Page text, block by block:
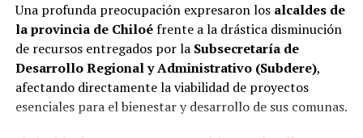
Una profunda preocupación expresaron los alcaldes de
la provincia de Chiloéfrente a la drástica disminución
de recursos entregados por la Subsecretaría de
Desarrollo Regional y Administrativo (Subdere),
afectando directamente la viabilidad de proyectos
esenciales para el bienestar y desarrollo de sus comunas.